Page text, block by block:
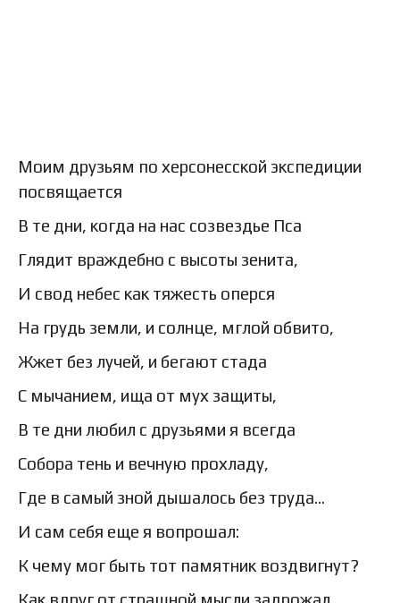
Моим друзьям по херсонесской экспедиции
посвящается
В те дни, когда на нас созвездье Пса
Глядит враждебно с высоты зенита,
И свод небес как тяжесть оперся
На грудь земли, и солнце, мглой обвито,
Жжет без лучей, и бегают стада
С мычанием, ища от мух защиты,
В те дни любил с друзьями я всегда
Собора тень и вечную прохладу,
Где в самый зной дышалось без труда…
И сам себя еще я вопрошал:
К чему мог быть тот памятник воздвигнут?